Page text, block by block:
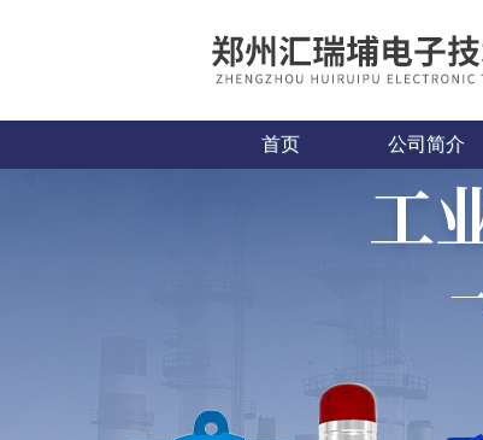
首页 公司简介